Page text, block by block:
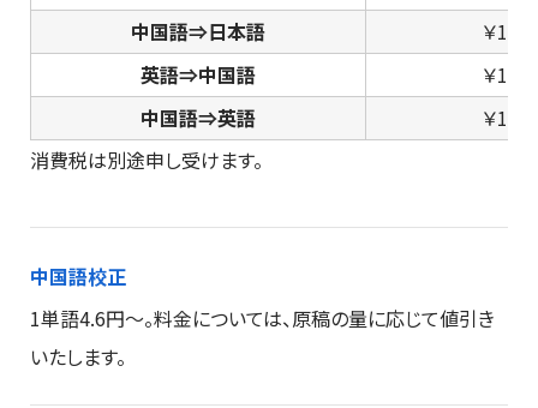
中国語⇒日本語
￥
英語⇒中国語
￥
中国語⇒英語
￥
消費税は別途申し受けます。
中国語校正
1単語4.6円～。料金については、原稿の量に応じて値引き
いたします。